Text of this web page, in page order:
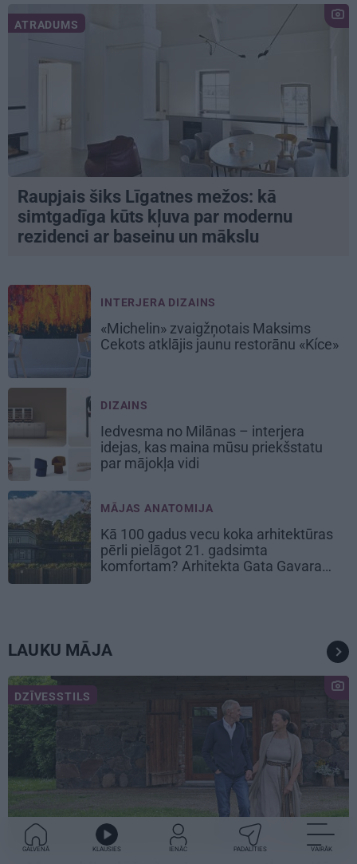
ATRADUMS
Raupjais šiks Līgatnes mežos: kā
simtgadīga kūts kļuva par modernu
rezidenci ar baseinu un mākslu
INTERJERA DIZAINS
«Michelin» zvaigžņotais Maksims
Cekots atklājis jaunu restorānu «Kíce»
DIZAINS
Iedvesma no Milānas – interjera
idejas, kas maina mūsu priekšstatu
par mājokļa vidi
MĀJAS ANATOMIJA
Kā 100 gadus vecu koka arhitektūras
pērli pielāgot 21. gadsimta
komfortam? Arhitekta Gata Gavara
LAUKU MĀJA
DZĪVESSTILS
GALVENĀ KLAUSIES IENĀC PADALĪTIES VAIRĀK